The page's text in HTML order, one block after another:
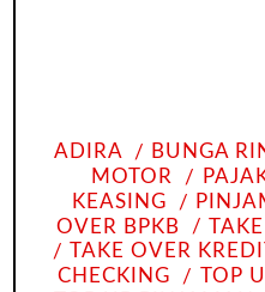
ADIRA BUNGA
MOTOR
KEASING
OVER BPKB
TAKE OVER
CHECKING
TOP